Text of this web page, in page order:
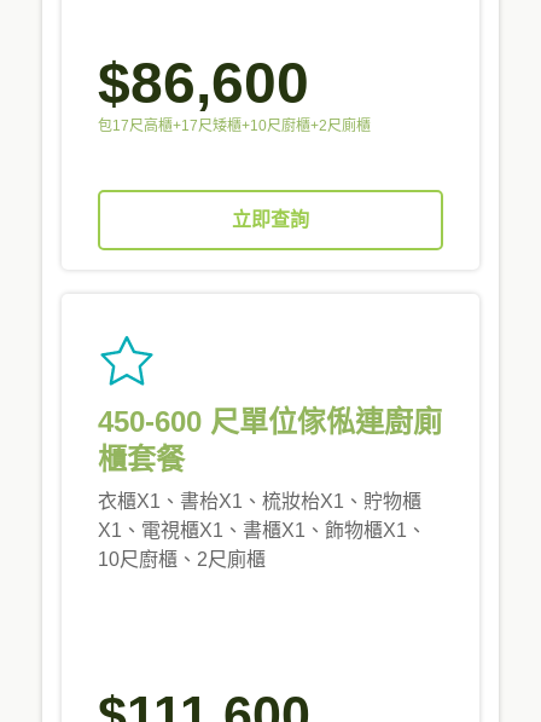
$86,600
包17尺高櫃+17尺矮櫃+10尺廚櫃+2尺廁櫃
立即查詢
450-600 尺單位傢俬連廚廁
櫃套餐
衣櫃X1、書枱X1、梳妝枱X1、貯物櫃
X1、電視櫃X1、書櫃X1、飾物櫃X1、
10尺廚櫃、2尺廁櫃